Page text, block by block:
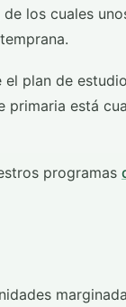
los cuales
el plan de
primaria está
programas